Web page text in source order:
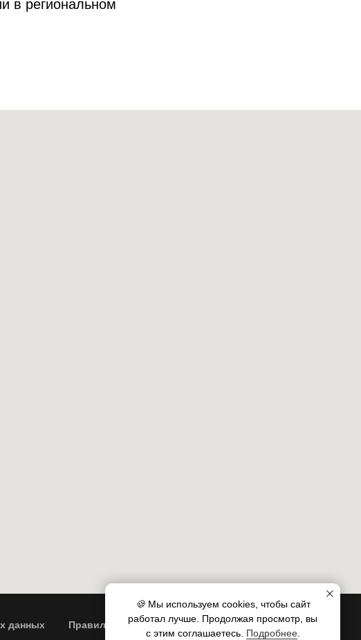
в региональном
данных
Правила пользования сайтом
🍪 Мы используем cookies, чтобы сайт
работал лучше. Продолжая просмотр, вы
с этим соглашаетесь. Подробнее.